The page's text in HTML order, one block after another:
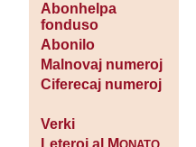
Abonhelpa
fonduso
Abonilo
Malnovaj numeroj
Ciferecaj numeroj
Verki